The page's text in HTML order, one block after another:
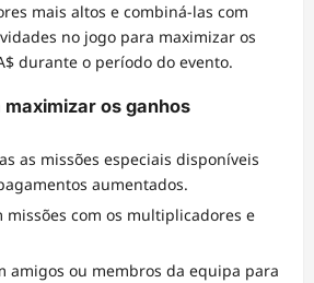
mais altos e combiná-las com
no jogo para maximizar os
durante o período do evento.
os ganhos
as missões especiais disponíveis
aumentados.
missões com os multiplicadores e
amigos ou membros da equipa para